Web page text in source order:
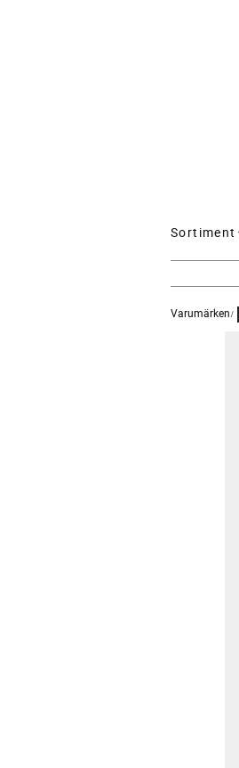
Sortiment
Varumärken